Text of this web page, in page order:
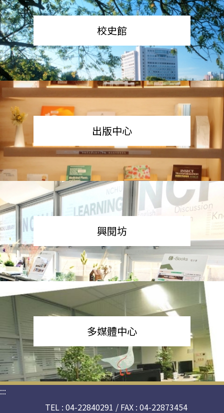
校史館
出版中心
興閱坊
多媒體中心
:::
TEL : 04-22840291 / FAX : 04-22873454